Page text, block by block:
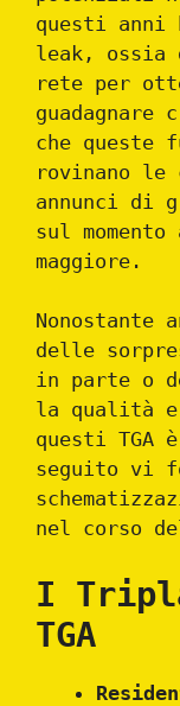
questi anni
leak, ossia
rete per
che queste
rovinano le
annunci di
sul
maggiore.
Nonostante
delle
in parte o
la qualità
questi TGA
seguito vi
nel corso
I
TGA